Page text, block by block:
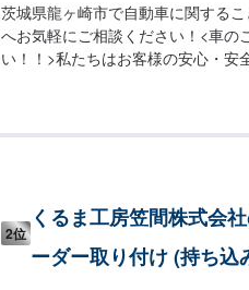
茨城県龍ヶ崎市で自動車に関する
へお気軽にご相談ください！<車の
い！！>私たちはお客様の安心・安
だければ作業開始【4】仕上がり次
通常1日程度で納車となります。(
います。予めご了承ください。
2位
くるま工房笠間株式会
ーダー取り付け (持ち込